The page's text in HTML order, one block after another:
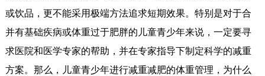
或饮品，更不能采用极端方法追求短期效果。特别是对于合
并有基础疾病或体重过于肥胖的儿童青少年来说，一定要寻
求医院和医学专家的帮助，并在专家指导下制定科学的减重
方案。那么，儿童青少年进行减重减肥的体重管理，为什么